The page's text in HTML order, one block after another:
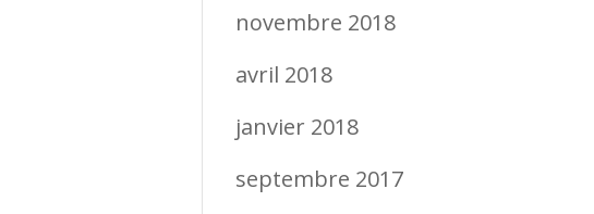
novembre 2018
avril 2018
janvier 2018
septembre 2017